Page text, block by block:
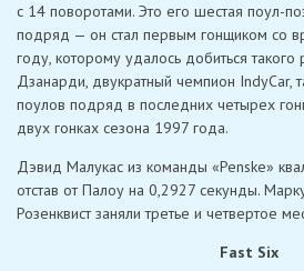
с 14 поворотами. Это его шестая поул-
подряд — он стал первым гонщиком со
году, которому удалось добиться такого
Дзанарди, двукратный чемпион IndyCar,
поулов подряд в последних четырех
двух гонках сезона 1997 года.
Дэвид Малукас из команды «Penske»
отстав от Палоу на 0,2927 секунды.
Розенквист заняли третье и четвертое
Fast Six